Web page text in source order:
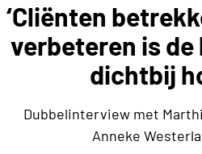
‘Cliënten
verbeteren is
dichtbij
Dubbelinterview met
Anneke